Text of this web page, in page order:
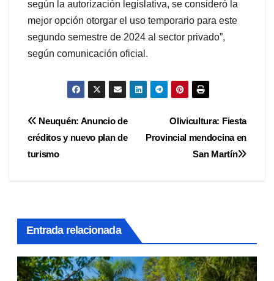
según la autorización legislativa, se consideró la
mejor opción otorgar el uso temporario para este
segundo semestre de 2024 al sector privado”,
según comunicación oficial.
Navegación
de
Olivicultura: Fiesta
Provincial mendocina en
San Martín
Neuquén: Anuncio de
créditos y nuevo plan de
turismo
Entrada relacionada